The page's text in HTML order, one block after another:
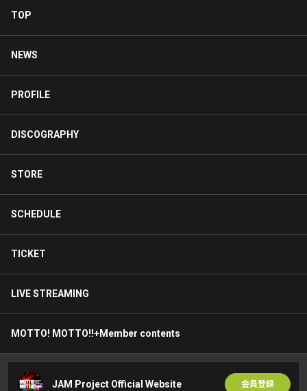
TOP
NEWS
PROFILE
DISCOGRAPHY
STORE
SCHEDULE
TICKET
LIVE STREAMING
MOTTO! MOTTO!!+Member contents
JAM Project Official Website 会員登録